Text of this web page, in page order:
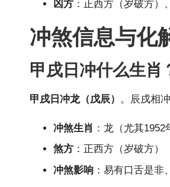
凶方 ：正西方（岁破方）
冲煞信息与化
甲戌日冲什么生肖
甲戌日冲龙（戊辰） 。辰戌相
冲煞生肖 ：龙（尤其
煞方 ：正西方（岁破方）
冲煞影响 ：易有口舌是非